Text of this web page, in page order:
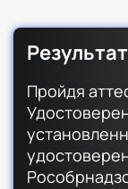
Результат
Пройдя